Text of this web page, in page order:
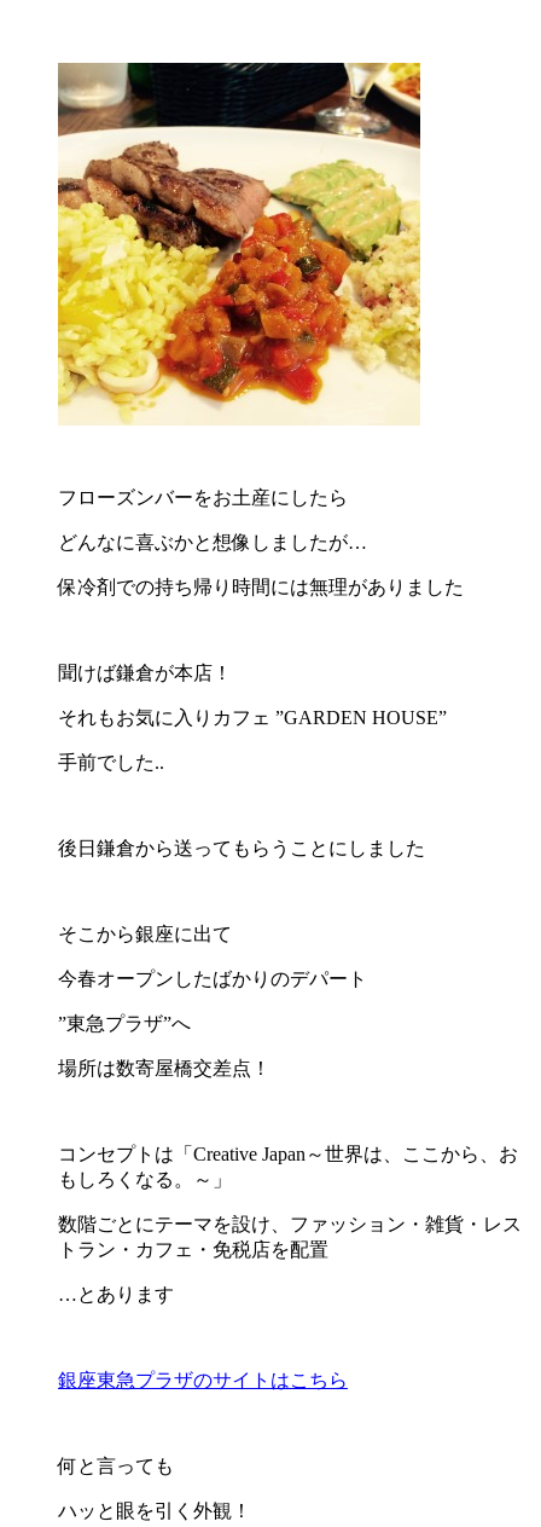
フローズンバーをお土産にしたら
どんなに喜ぶかと想像しましたが…
保冷剤での持ち帰り時間には無理がありました
聞けば鎌倉が本店！
それもお気に入りカフェ ”GARDEN HOUSE”
手前でした..
後日鎌倉から送ってもらうことにしました
そこから銀座に出て
今春オープンしたばかりのデパート
”東急プラザ”へ
場所は数寄屋橋交差点！
コンセプトは「Creative Japan～世界は、ここから、お
もしろくなる。～」
数階ごとにテーマを設け、ファッション・雑貨・レス
トラン・カフェ・免税店を配置
…とあります
銀座東急プラザのサイトはこちら
何と言っても
ハッと眼を引く外観！